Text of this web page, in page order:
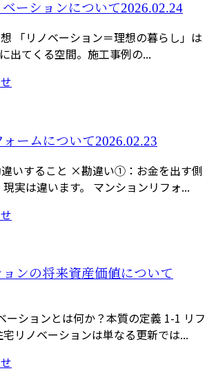
ーションについて2026.02.24
「リノベーション＝理想の暮らし」は
出てくる空間。施工事例の...
ームについて2026.02.23
違いすること ×勘違い①：お金を出す側
実は違います。 マンションリフォ...
ンの将来資産価値について
ーションとは何か？本質の定義 1-1 リフ
リノベーションは単なる更新では...